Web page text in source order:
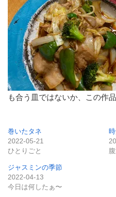
も合う皿ではないか、この作
巻いたタネ
2022-05-21
ひとりごと
ジャスミンの季節
2022-04-13
今日は何したぁ〜